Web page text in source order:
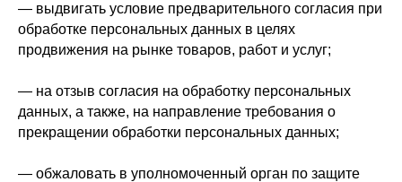
— выдвигать условие предварительного согласия при
обработке персональных данных в целях
продвижения на рынке товаров, работ и услуг;
— на отзыв согласия на обработку персональных
данных, а также, на направление требования о
прекращении обработки персональных данных;
— обжаловать в уполномоченный орган по защите